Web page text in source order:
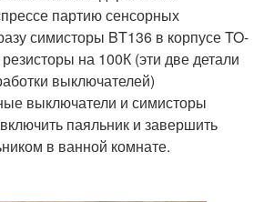
партию сенсорных
симисторы BT136 в корпусе TO-
на 100К (эти две детали
выключателей)
выключатели и симисторы
паяльник и завершить
в ванной комнате.